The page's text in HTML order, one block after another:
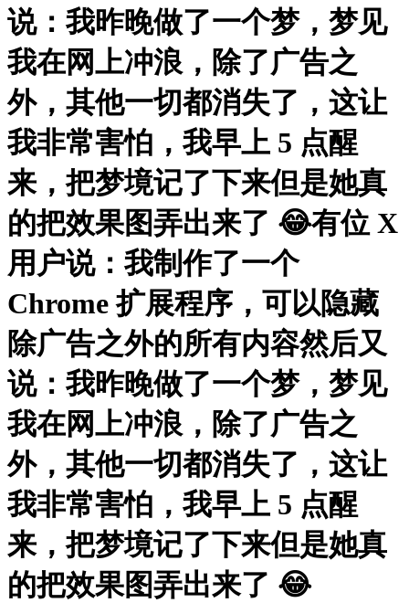
说：我昨晚做了一个梦，梦见
我在网上冲浪，除了广告之
外，其他一切都消失了，这让
我非常害怕，我早上 5 点醒
来，把梦境记了下来但是她真
的把效果图弄出来了 😂有位 X
用户说：我制作了一个
Chrome 扩展程序，可以隐藏
除广告之外的所有内容然后又
说：我昨晚做了一个梦，梦见
我在网上冲浪，除了广告之
外，其他一切都消失了，这让
我非常害怕，我早上 5 点醒
来，把梦境记了下来但是她真
的把效果图弄出来了 😂